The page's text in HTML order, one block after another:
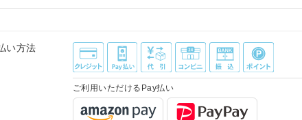
い方法
ご利用いただけるPay払い